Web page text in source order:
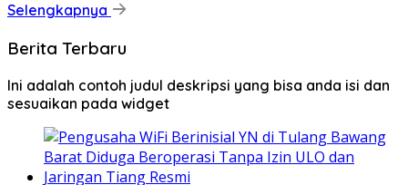
Selengkapnya
Berita Terbaru
Ini adalah contoh judul deskripsi yang bisa anda isi dan
sesuaikan pada widget